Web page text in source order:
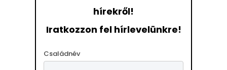
hírekről!
Iratkozzon fel hírlevelünkre!
Családnév